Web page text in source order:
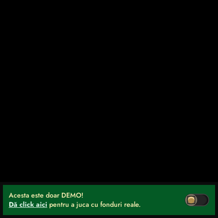
Acesta este doar DEMO!
Dă click aici pentru a juca cu fonduri reale.